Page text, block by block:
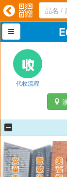
 

代收流程
